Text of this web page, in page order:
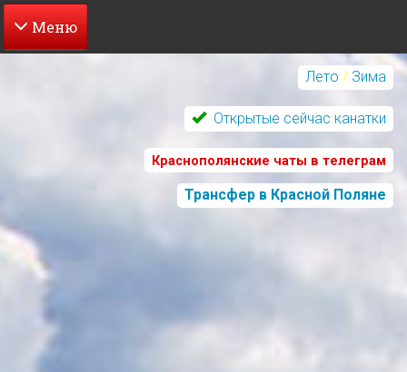
Перейти
Лето / Зима
Открытые сейчас канатки
Краснополянские чаты в телеграм
Трансфер в Красной Поляне